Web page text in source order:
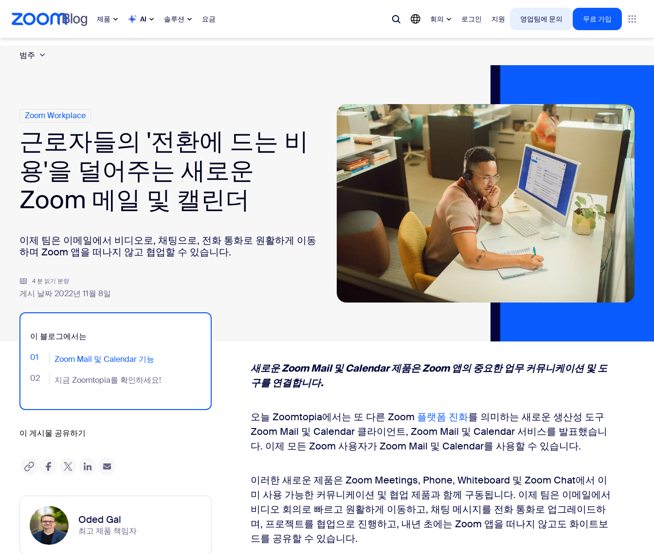
용으로 건너뛰기
팅으로 건너뛰기 제품 AI 솔루션 요금 회의 로그인 지원 영업팀에 문의 무료 가입
인기
Zoom 비즈니스 서비스
Zoom CX
Zoom AI
Meetings
ZoomMate Rooms
Phone Canvas
Contact Center CX 인사이트
Bonsai
데스크톱에 설치
다운로드 센터
문의하기
+1 888-799-9666 +1 888-303-1012
범주
Zoom Workplace
근로자들의 '전환에 드는 비
용'을 덜어주는 새로운
Zoom 메일 및 캘린더
이제 팀은 이메일에서 비디오로, 채팅으로, 전화 통화로 원활하게 이동
하며 Zoom 앱을 떠나지 않고 협업할 수 있습니다.
4 분 읽기 분량
게시 날짜 2022년 11월 8일
이 블로그에서는
01 Zoom Mail 및 Calendar 기능
- Jumplink to Zoom Mail 및 Calendar 기능
02 지금 Zoomtopia를 확인하세요!
- Jumplink to 지금 Zoomtopia를 확인하세요!
이 게시물 공유하기
Oded Gal
최고 제품 책임자
새로운 Zoom Mail 및 Calendar 제품은 Zoom 앱의 중요한 업무 커뮤니케이션 및 도
구를 연결합니다.
오늘 Zoomtopia에서는 또 다른 Zoom 플랫폼 진화를 의미하는 새로운 생산성 도구
Zoom Mail 및 Calendar 클라이언트, Zoom Mail 및 Calendar 서비스를 발표했습니
다. 이제 모든 Zoom 사용자가 Zoom Mail 및 Calendar를 사용할 수 있습니다.
이러한 새로운 제품은 Zoom Meetings, Phone, Whiteboard 및 Zoom Chat에서 이
미 사용 가능한 커뮤니케이션 및 협업 제품과 함께 구동됩니다. 이제 팀은 이메일에서
비디오 회의로 빠르고 원활하게 이동하고, 채팅 메시지를 전화 통화로 업그레이드하
며, 프로젝트를 협업으로 진행하고, 내년 초에는 Zoom 앱을 떠나지 않고도 화이트보
드를 공유할 수 있습니다.